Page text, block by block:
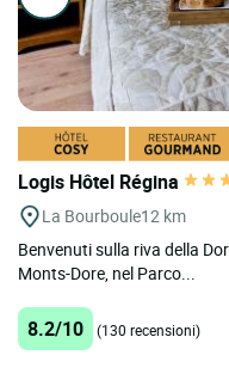
Logis Hôtel Régina
La Bourboule12 km
Benvenuti sulla riva della
Monts-Dore, nel Parco...
8.2/10 (130 recensioni)